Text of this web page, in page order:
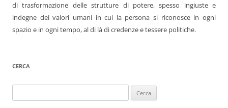
di trasformazione delle strutture di potere, spesso ingiuste e
indegne dei valori umani in cui la persona si riconosce in ogni
spazio e in ogni tempo, al di là di credenze e tessere politiche.
CERCA
per: